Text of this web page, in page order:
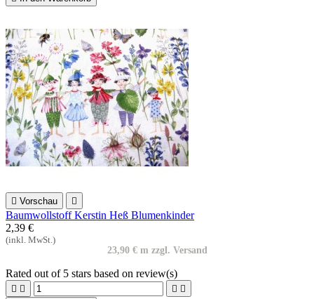
 Vorschau 
Baumwollstoff Kerstin Heß Blumenkinder
2,39 €
(inkl. MwSt.)
23,90 € m zzgl. Versand
Rated out of 5 stars based on review(s)
   